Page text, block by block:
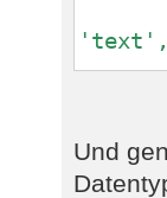
'text',
2 " +
Und